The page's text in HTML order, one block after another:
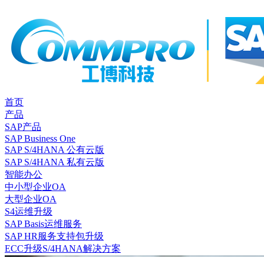
首页
产品
SAP产品
SAP Business One
SAP S/4HANA 公有云版
SAP S/4HANA 私有云版
智能办公
中小型企业OA
大型企业OA
S4运维升级
SAP Basis运维服务
SAP HR服务支持包升级
ECC升级S/4HANA解决方案